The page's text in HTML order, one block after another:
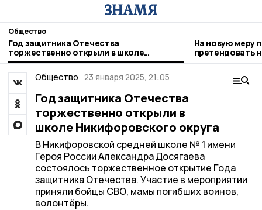
Общество
Год защитника Отечества
торжественно открыли в школе
Никифоровского округа
На новую меру
претендовать
детьми
Общество 23 января 2025, 21:05
Год защитника Отечества
торжественно открыли в
школе Никифоровского округа
В Никифоровской средней школе № 1 имени
Героя России Александра Досягаева
состоялось торжественное открытие Года
защитника Отечества. Участие в мероприятии
приняли бойцы СВО, мамы погибших воинов,
волонтёры.